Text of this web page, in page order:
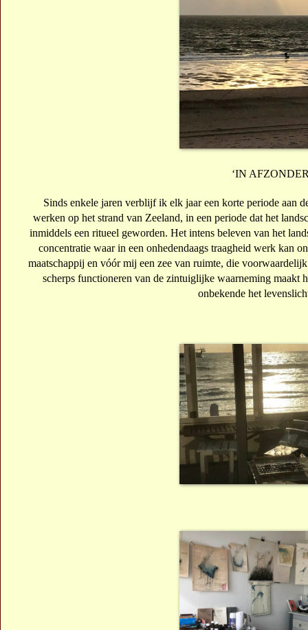
‘IN
Sinds enkele jaren verblijf ik elk jaar een korte periode aan
werken op het strand van Zeeland, in een periode dat het
inmiddels een ritueel geworden.Het intens beleven van het
concentratie waar in een onhedendaags traagheid werk kan
maatschappij en vóór mij een zee van ruimte, die
scherps functioneren van de zintuiglijke waarneming maakt
onbekende het